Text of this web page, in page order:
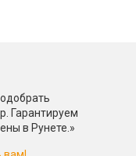
Гарантируем
в Рунете.»